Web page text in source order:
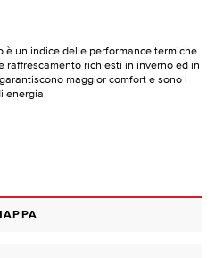
è un indice delle performance termiche
raffrescamento richiesti in inverno ed in
maggior comfort e sono i
energia.